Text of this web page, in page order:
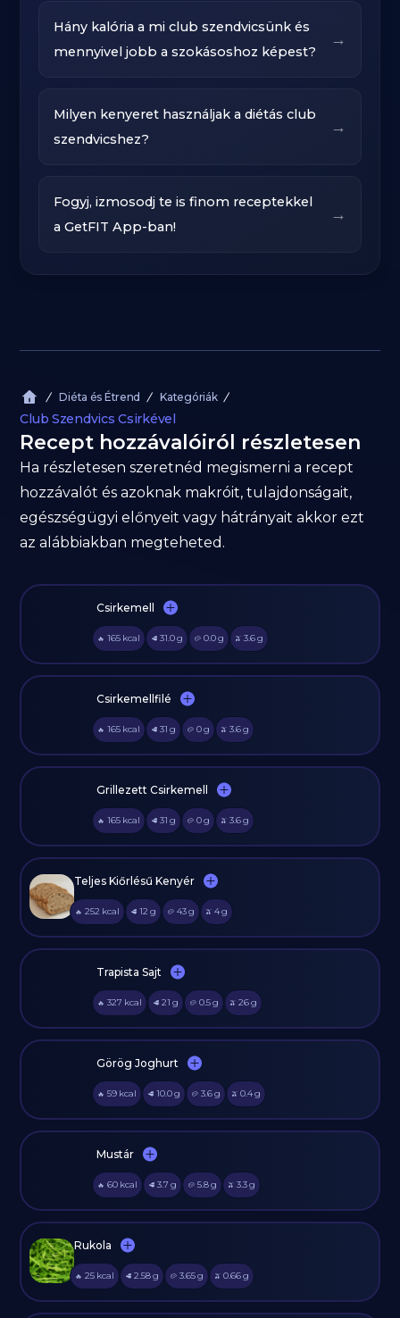
Hány kalória a mi club szendvicsünk és
mennyivel jobb a szokásoshoz képest?
→
Milyen kenyeret használjak a diétás club
szendvicshez?
→
Fogyj, izmosodj te is finom receptekkel
a GetFIT App-ban!
→
Diéta és Étrend Kategóriák
Club Szendvics Csirkével
Recept hozzávalóiról részletesen
Ha részletesen szeretnéd megismerni a recept
hozzávalót és azoknak makróit, tulajdonságait,
egészségügyi előnyeit vagy hátrányait akkor ezt
az alábbiakban megteheted.
Csirkemell
🔥 165 kcal 🥩 31.0g 🥔 0.0g 🫒 3.6g
Csirkemellfilé
🔥 165 kcal 🥩 31 g 🥔 0g 🫒 3.6g
Grillezett Csirkemell
🔥 165 kcal 🥩 31 g 🥔 0g 🫒 3.6g
Teljes Kiőrlésű Kenyér
🔥 252 kcal 🥩 12 g 🥔 43g 🫒 4g
Trapista Sajt
🔥 327 kcal 🥩 21 g 🥔 0.5g 🫒 26g
Görög Joghurt
🔥 59 kcal 🥩 10.0g 🥔 3.6g 🫒 0.4g
Mustár
🔥 60 kcal 🥩 3.7 g 🥔 5.8g 🫒 3.3g
Rukola
🔥 25 kcal 🥩 2.58g 🥔 3.65g 🫒 0.66g